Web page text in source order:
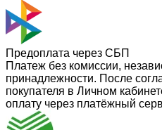
Предоплата через СБП
Платеж без комиссии,
принадлежности. После
покупателя в Личном
оплату через платёжный